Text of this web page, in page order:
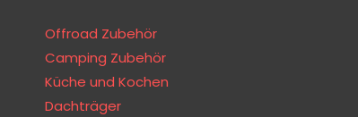
Offroad Zubehör
Camping Zubehör
Küche und Kochen
Dachträger